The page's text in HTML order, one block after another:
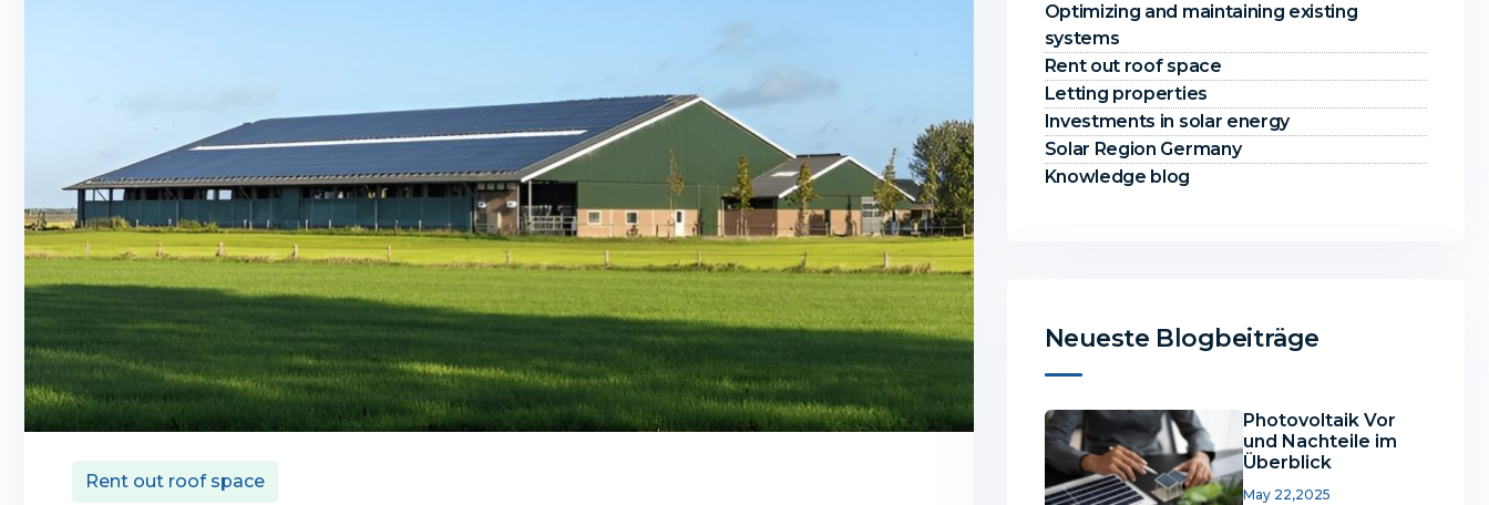
Rent out roof space
Optimizing and maintaining existing
systems
Rent out roof space
Letting properties
Investments in solar energy
Solar Region Germany
Knowledge blog
Neueste Blogbeiträge
Photovoltaik Vor
und Nachteile im
Überblick
May 22,2025